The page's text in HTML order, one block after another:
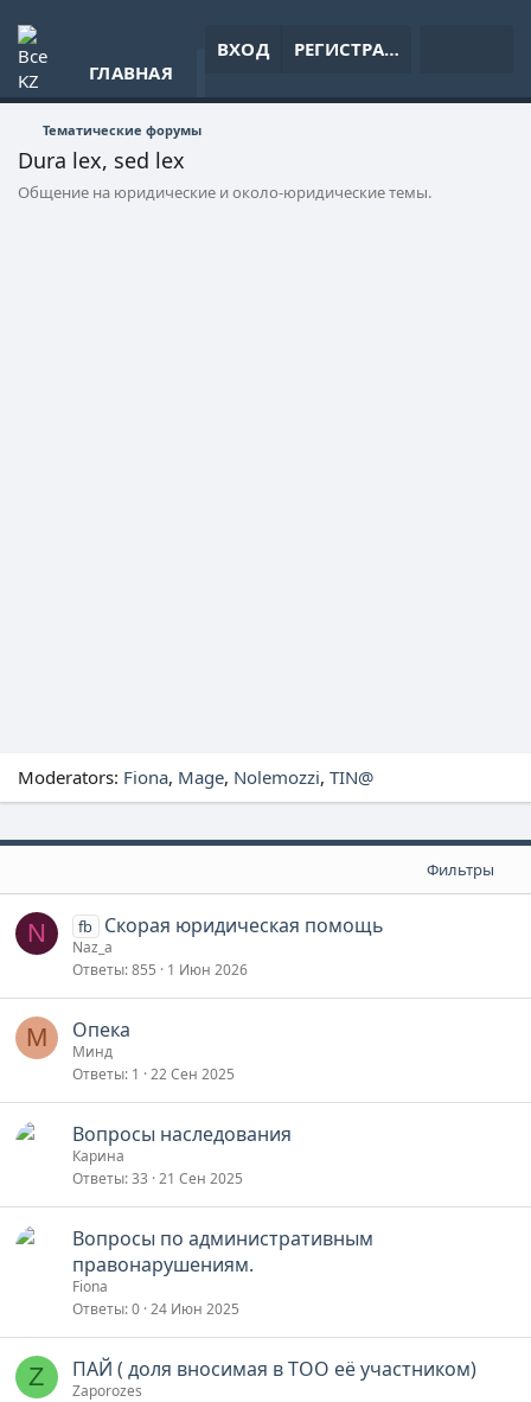
ГЛАВНАЯ
ВХОД РЕГИСТРАЦИЯ
Тематические форумы
Dura lex, sed lex
Общение на юридические и около-юридические темы.
Moderators: Fiona Mage Nolemozzi TIN@
Фильтры
N fb Скорая юридическая помощь
Naz_a
Ответы 855 1 Июн 2026
М Опека
Минд
Ответы 1 22 Сен 2025
Вопросы наследования
Карина
Ответы 33 21 Сен 2025
Вопросы по административным
правонарушениям.
Fiona
Ответы 0 24 Июн 2025
Z ПАЙ ( доля вносимая в ТОО её участником)
Zaporozes